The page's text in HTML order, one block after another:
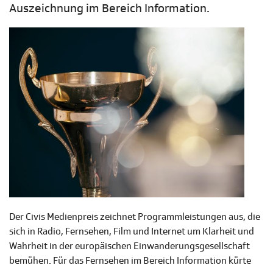
Auszeichnung im Bereich Information.
Der Civis Medienpreis zeichnet Programmleistungen aus, die
sich in Radio, Fernsehen, Film und Internet um Klarheit und
Wahrheit in der europäischen Einwanderungsgesellschaft
bemühen. Für das Fernsehen im Bereich Information kürte